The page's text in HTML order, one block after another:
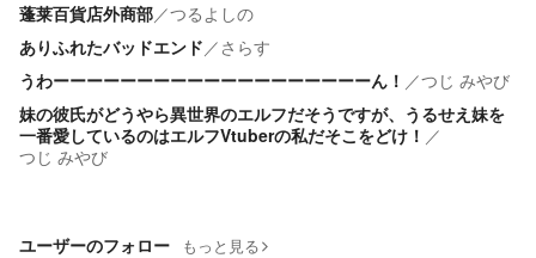
蓬莱百貨店外商部／つるよしの
ありふれたバッドエンド／ さらす
うわーーーーーーーーーーーーーーーーーーーん！ ／つじ みやび
妹の彼氏がどうやら異世界のエルフだそうですが、うるせえ妹を
一番愛しているのはエルフVtuberの私だそこをどけ！ ／
つじ みやび
ユーザーのフォロー もっと見る